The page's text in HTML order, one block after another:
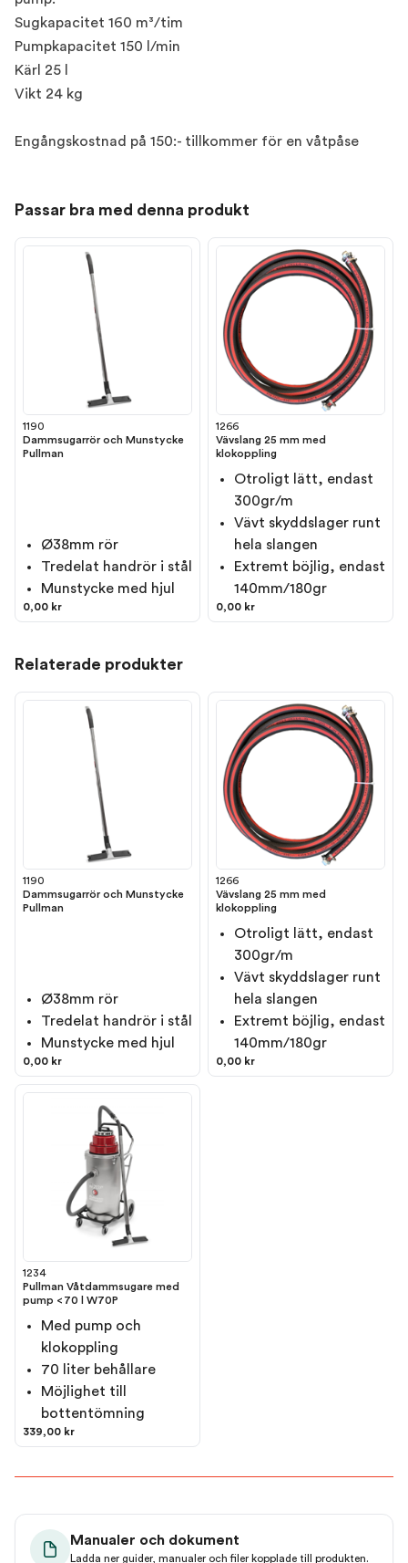
Sugkapacitet 160 m³/tim
Pumpkapacitet 150 l/min
Kärl 25 l
Vikt 24 kg
Engångskostnad på 150:- tillkommer för en våtpåse
Passar bra med denna produkt
1190
Dammsugarrör och Munstycke
Pullman
Ø38mm rör
Tredelat handrör i stål
Munstycke med hjul
0,00 kr
1266
Vävslang 25 mm med
klokoppling
Otroligt lätt, endast
300gr/m
Vävt skyddslager runt
hela slangen
Extremt böjlig, endast
140mm/180gr
0,00 kr
Relaterade produkter
1190
Dammsugarrör och Munstycke
Pullman
Ø38mm rör
Tredelat handrör i stål
Munstycke med hjul
0,00 kr
1266
Vävslang 25 mm med
klokoppling
Otroligt lätt, endast
300gr/m
Vävt skyddslager runt
hela slangen
Extremt böjlig, endast
140mm/180gr
0,00 kr
1234
Pullman Våtdammsugare med
pump <70 l W70P
Med pump och
klokoppling
70 liter behållare
Möjlighet till
bottentömning
339,00 kr
Manualer och dokument
Ladda ner guider, manualer och filer kopplade till produkten.